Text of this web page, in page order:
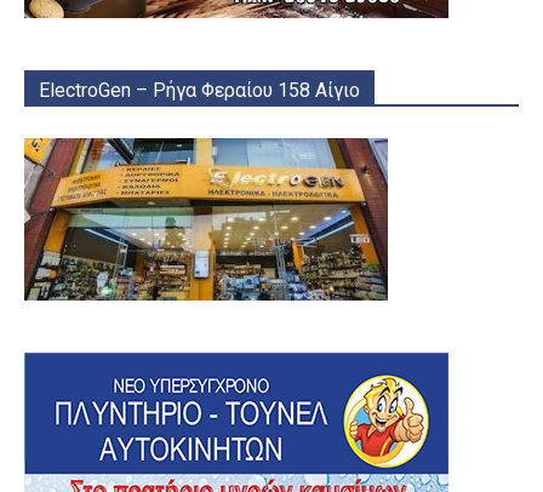
ElectroGen – Ρήγα Φεραίου 158 Αίγιο